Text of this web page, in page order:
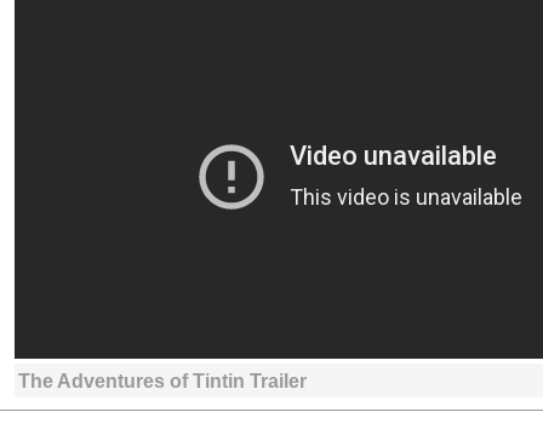
The Adventures of Tintin Trailer